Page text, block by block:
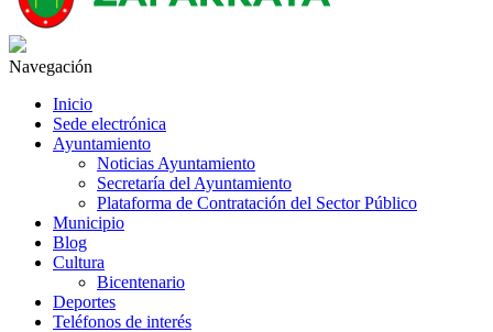
Navegación
Inicio
Sede electrónica
Ayuntamiento
Noticias Ayuntamiento
Secretaría del Ayuntamiento
Plataforma de Contratación del Sector Público
Municipio
Blog
Cultura
Bicentenario
Deportes
Teléfonos de interés